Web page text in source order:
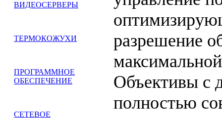
ВИДЕОСЕРВЕРЫ
ТЕРМОКОЖУХИ
ПРОГРАММНОЕ
ОБЕСПЕЧЕНИЕ
СЕТЕВОЕ
разрешение
Объективы с
полностью